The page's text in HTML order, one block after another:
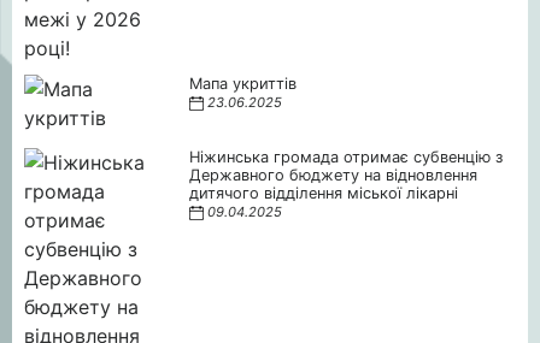
Мапа укриттів
23.06.2025
Ніжинська громада отримає субвенцію з
Державного бюджету на відновлення
дитячого відділення міської лікарні
09.04.2025